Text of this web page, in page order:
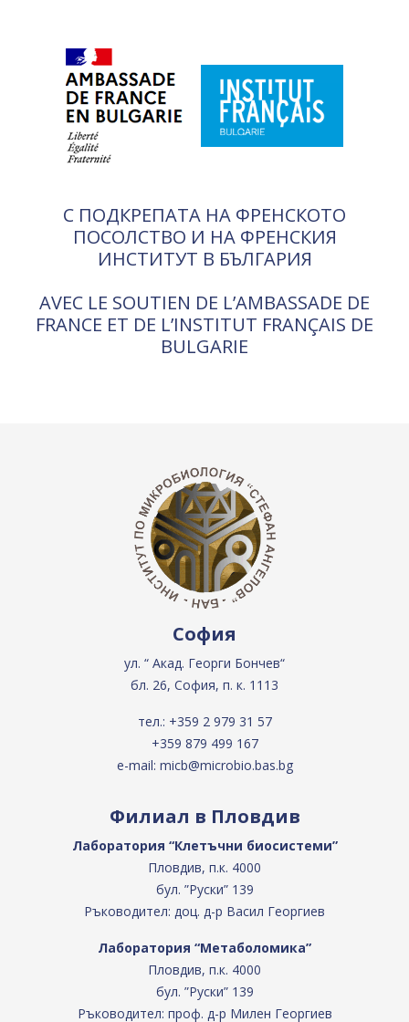
С ПОДКРЕПАТА НА ФРЕНСКОТО
ПОСОЛСТВО И НА ФРЕНСКИЯ
ИНСТИТУТ В БЪЛГАРИЯ
AVEC LE SOUTIEN DE L’AMBASSADE DE
FRANCE ET DE L’INSTITUT FRANÇAIS DE
BULGARIE
София
ул. “ Акад. Георги Бончев“
бл. 26, София, п. к. 1113
тел.: +359 2 979 31 57
+359 879 499 167
e-mail: micb@microbio.bas.bg
Филиал в Пловдив
Лаборатория “Клетъчни биосистеми”
Пловдив, п.к. 4000
бул. ”Руски” 139
Ръководител: доц. д-р Васил Георгиев
Лаборатория “Метаболомика”
Пловдив, п.к. 4000
бул. ”Руски” 139
Ръководител: проф. д-р Милен Георгиев